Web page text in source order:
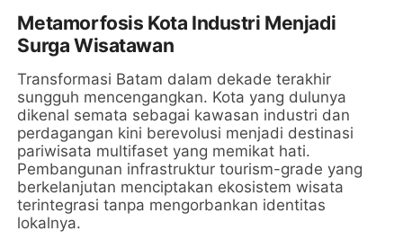
Metamorfosis Kota Industri Menjadi
Surga Wisatawan
Transformasi Batam dalam dekade terakhir
sungguh mencengangkan. Kota yang dulunya
dikenal semata sebagai kawasan industri dan
perdagangan kini berevolusi menjadi destinasi
pariwisata multifaset yang memikat hati.
Pembangunan infrastruktur tourism-grade yang
berkelanjutan menciptakan ekosistem wisata
terintegrasi tanpa mengorbankan identitas
lokalnya.